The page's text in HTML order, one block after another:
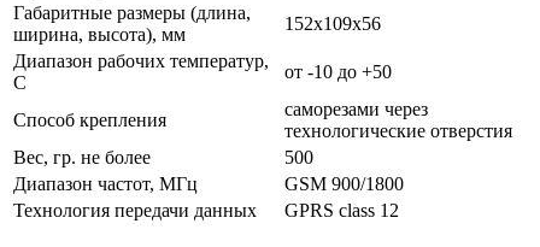
Габаритные размеры (длина,
ширина, высота), мм
152х109х56
Диапазон рабочих температур,
C
от -10 до +50
Способ крепления
саморезами через
технологические отверстия
Вес, гр. не более
500
Диапазон частот, МГц
GSM 900/1800
Технология передачи данных
GPRS class 12